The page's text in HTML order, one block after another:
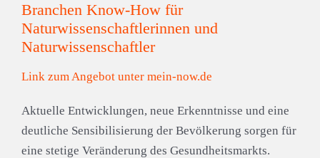
Branchen Know-How für
Naturwissenschaftlerinnen und
Naturwissenschaftler
Link zum Angebot unter mein-now.de
Aktuelle Entwicklungen, neue Erkenntnisse und eine
deutliche Sensibilisierung der Bevölkerung sorgen für
eine stetige Veränderung des Gesundheitsmarkts.